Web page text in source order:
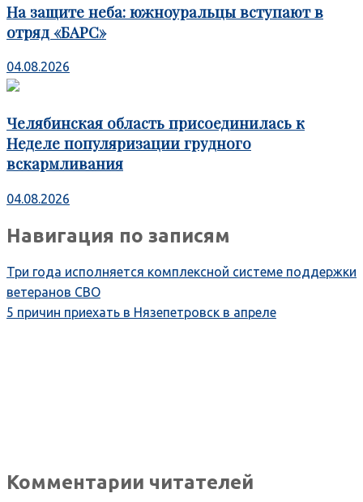
На защите неба: южноуральцы вступают в
отряд «БАРС»
04.08.2026
Челябинская область присоединилась к
Неделе популяризации грудного
вскармливания
04.08.2026
Навигация по записям
Три года исполняется комплексной системе поддержки
ветеранов СВО
5 причин приехать в Нязепетровск в апреле
Комментарии читателей